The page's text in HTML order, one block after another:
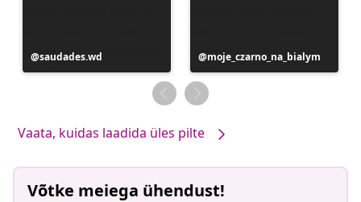
Postitus
avaldatud
saudades.wd
Postitus
avaldatud
moje_czarno_na_bialym
Vaata, kuidas laadida üles pilte
Võtke meiega ühendust!